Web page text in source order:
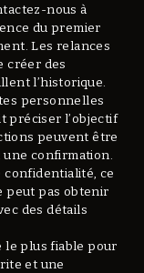
nous à
du premier
Les relances
créer des
l’historique.
personnelles
préciser l’objectif
peuvent être
une confirmation.
confidentialité, ce
peut pas obtenir
des détails
le plus fiable pour
et une